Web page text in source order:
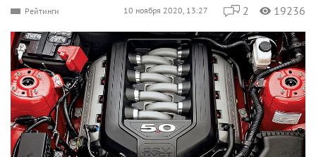
Рейтинги 10 ноября 2020, 13:27 2 19236